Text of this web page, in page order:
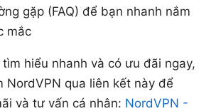
gặp (FAQ) để bạn nhanh nắm
mắc
hiểu nhanh và có ưu đãi ngay,
NordVPN qua liên kết này để
và tư vấn cá nhân: NordVPN -